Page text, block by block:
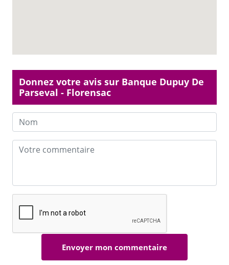
Donnez votre avis sur Banque Dupuy De
Parseval - Florensac